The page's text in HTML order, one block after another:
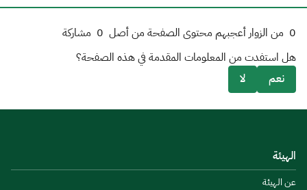
0 من الزوار أعجبهم محتوى الصفحة من أصل 0 مشاركة
هل استفدت من المعلومات المقدمة في هذه الصفحة؟
نعم
لا
الهيئة
عن الهيئة